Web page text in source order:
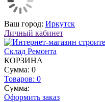
Ваш город: Иркутск
Личный кабинет
КОРЗИНА
Сумма: 0
Товаров: 0
Сумма:
Оформить заказ